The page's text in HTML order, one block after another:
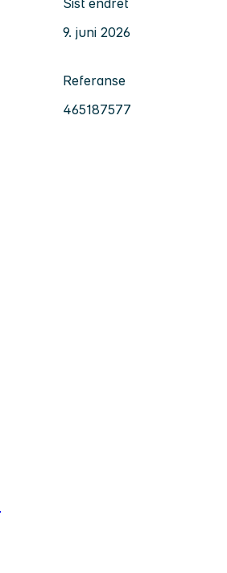
9. juni 2026
Referanse
465187577